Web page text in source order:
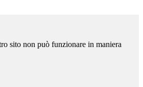
sito non può funzionare in maniera